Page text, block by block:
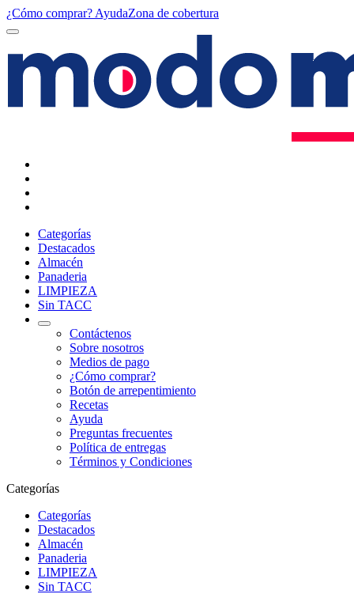
¿Cómo comprar? AyudaZona de cobertura
Categorías
Destacados
Almacén
Panaderia
LIMPIEZA
Sin TACC
Contáctenos
Sobre nosotros
Medios de pago
¿Cómo comprar?
Botón de arrepentimiento
Recetas
Ayuda
Preguntas frecuentes
Política de entregas
Términos y Condiciones
Categorías
Categorías
Destacados
Almacén
Panaderia
LIMPIEZA
Sin TACC